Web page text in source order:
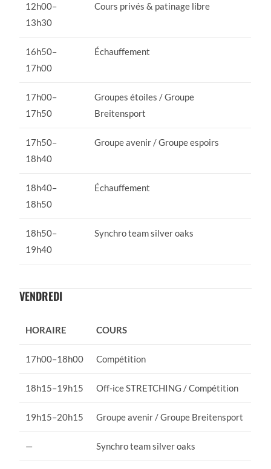
12h00–
13h30
Cours privés & patinage libre
16h50–
17h00
Échauffement
17h00–
17h50
Groupes étoiles / Groupe
Breitensport
17h50–
18h40
Groupe avenir / Groupe espoirs
18h40–
18h50
Échauffement
18h50–
19h40
Synchro team silver oaks
VENDREDI
HORAIRE COURS
17h00–18h00 Compétition
18h15–19h15 Off-ice STRETCHING / Compétition
19h15–20h15 Groupe avenir / Groupe Breitensport
— Synchro team silver oaks